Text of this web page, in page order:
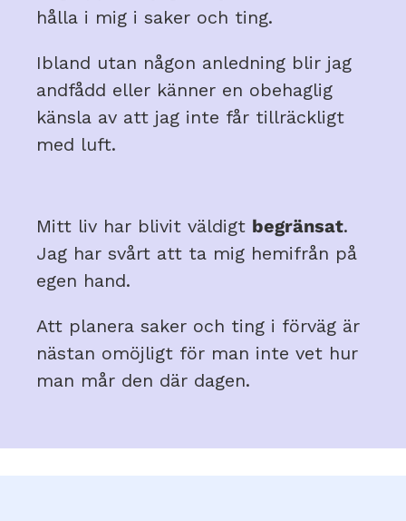
hålla i mig i saker och ting.
Ibland utan någon anledning blir jag
andfådd eller känner en obehaglig
känsla av att jag inte får tillräckligt
med luft.
Mitt liv har blivit väldigt begränsat.
Jag har svårt att ta mig hemifrån på
egen hand.
Att planera saker och ting i förväg är
nästan omöjligt för man inte vet hur
man mår den där dagen.